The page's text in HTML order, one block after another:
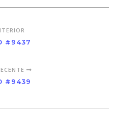
#9437
#9439